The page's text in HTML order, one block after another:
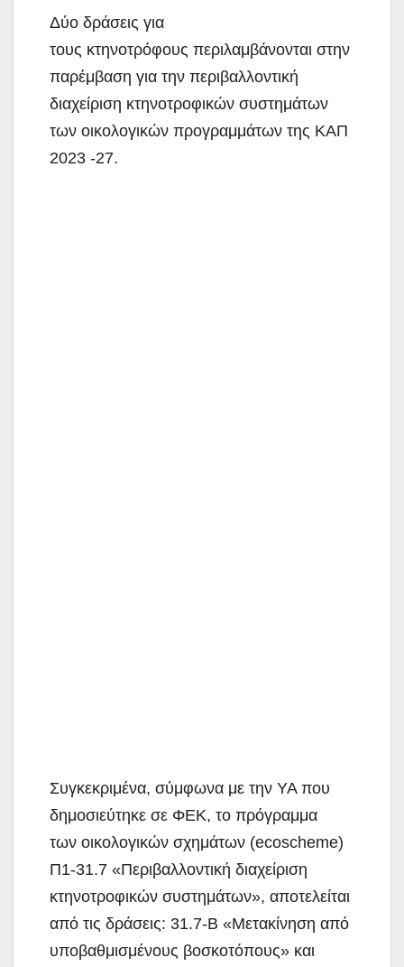
Δύο δράσεις για
τους κτηνοτρόφους περιλαμβάνονται στην
παρέμβαση για την περιβαλλοντική
διαχείριση κτηνοτροφικών συστημάτων
των οικολογικών προγραμμάτων της ΚΑΠ
2023 -27.
Συγκεκριμένα, σύμφωνα με την ΥΑ που
δημοσιεύτηκε σε ΦΕΚ, το πρόγραμμα
των οικολογικών σχημάτων (ecoscheme)
Π1-31.7 «Περιβαλλοντική διαχείριση
κτηνοτροφικών συστημάτων», αποτελείται
από τις δράσεις: 31.7-Β «Μετακίνηση από
υποβαθμισμένους βοσκοτόπους» και